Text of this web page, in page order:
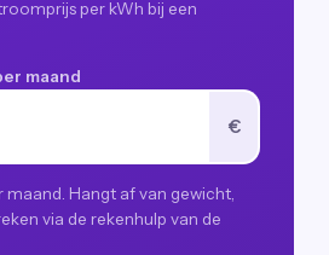
per kWh bij een
maand
€
Hangt af van gewicht,
via de rekenhulp van de